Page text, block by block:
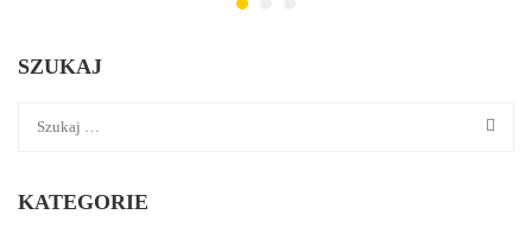
SZUKAJ
KATEGORIE